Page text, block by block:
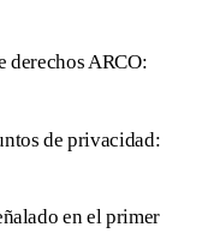
derechos ARCO:
de privacidad:
en el primer